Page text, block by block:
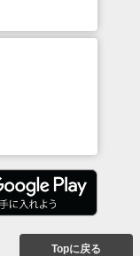
Topに戻る